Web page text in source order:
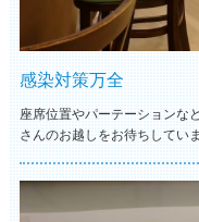
感染対策万全
座席位置やパーテーションな
さんのお越しをお待ちしていま